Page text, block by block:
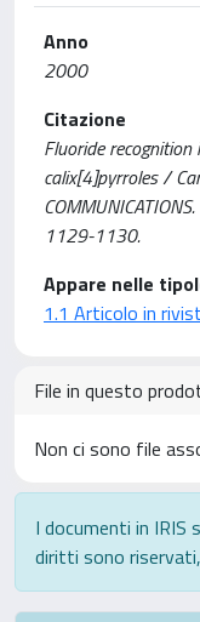
Anno
2000
Citazione
Fluoride
calix[4]pyrroles /
1129-1130.
Appare nelle
1.1 Articolo in
File in questo
Non ci sono file
I documenti in
diritti sono